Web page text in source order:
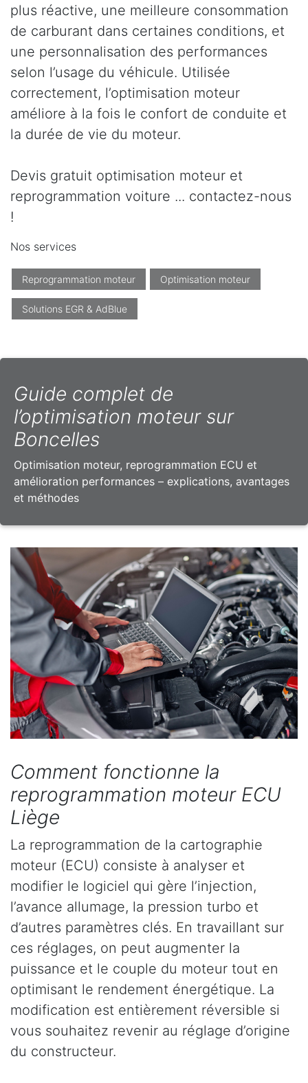
plus réactive, une meilleure consommation
de carburant dans certaines conditions, et
une personnalisation des performances
selon l’usage du véhicule. Utilisée
correctement, l’optimisation moteur
améliore à la fois le confort de conduite et
la durée de vie du moteur.
Devis gratuit optimisation moteur et
reprogrammation voiture ... contactez-nous
!
Nos services
Reprogrammation moteur Optimisation moteur
Solutions EGR & AdBlue
Guide complet de
l’optimisation moteur sur
Boncelles
Optimisation moteur, reprogrammation ECU et
amélioration performances – explications, avantages
et méthodes
Comment fonctionne la
reprogrammation moteur ECU
Liège
La reprogrammation de la cartographie
moteur (ECU) consiste à analyser et
modifier le logiciel qui gère l’injection,
l’avance allumage, la pression turbo et
d’autres paramètres clés. En travaillant sur
ces réglages, on peut augmenter la
puissance et le couple du moteur tout en
optimisant le rendement énergétique. La
modification est entièrement réversible si
vous souhaitez revenir au réglage d’origine
du constructeur.